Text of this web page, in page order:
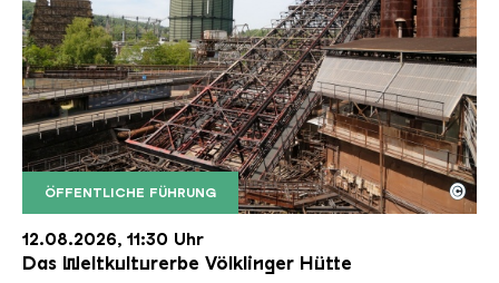
ÖFFENTLICHE FÜHRUNG
Der Erzschrägaufzug der Völklinger Hütte mit
Copyright: Weltkulturerbe Völklinger Hütte | Karl
©
12.08.2026, 11:30 Uhr
Das Weltkulturerbe Völklinger Hütte